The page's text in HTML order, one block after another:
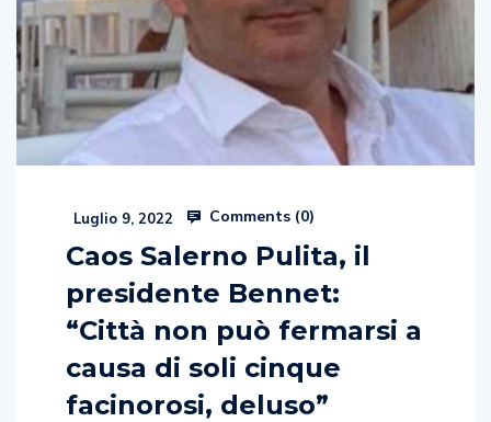
Luglio 9, 2022 Comments (0)
Caos Salerno Pulita, il
presidente Bennet:
“Città non può fermarsi a
causa di soli cinque
facinorosi, deluso”